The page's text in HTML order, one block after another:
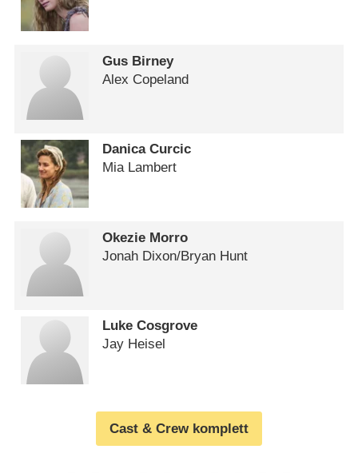
Gus Birney
Alex Copeland
Danica Curcic
Mia Lambert
Okezie Morro
Jonah Dixon/​Bryan Hunt
Luke Cosgrove
Jay Heisel
Cast & Crew komplett